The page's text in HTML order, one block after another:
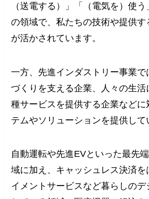
（送電する）」「（電気を）使
の領域で、私たちの技術や提供す
が活かされています。
一方、先進インダストリー事業で
づくりを支える企業、人々の生活
種サービスを提供する企業などに
テムやソリューションを提供して
自動運転や先進EVといった最先
域に加え、キャッシュレス決済
イメントサービスなど暮らしの